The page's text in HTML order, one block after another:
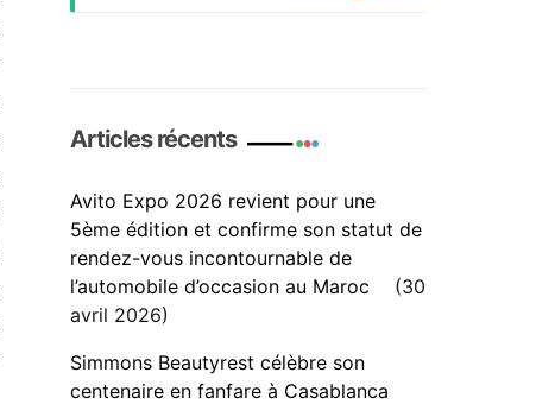
Articles récents
Avito Expo 2026 revient pour une
5ème édition et confirme son statut de
rendez-vous incontournable de
l’automobile d’occasion au Maroc
30
avril 2026
Simmons Beautyrest célèbre son
centenaire en fanfare à Casablanca